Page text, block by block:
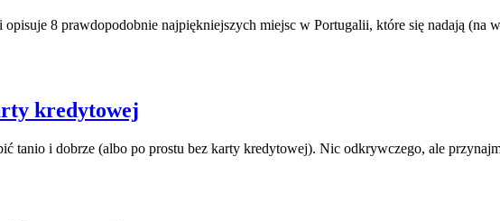
8 prawdopodobnie najpiękniejszych miejsc w Portugalii, które się nadają (na
kredytowej
tanio i dobrze (albo po prostu bez karty kredytowej). Nic odkrywczego, ale